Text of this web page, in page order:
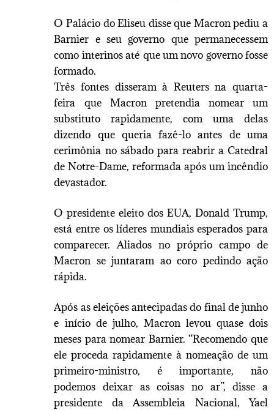
O Palácio do Eliseu disse que Macron pediu a
Barnier e seu governo que permanecessem
como interinos até que um novo governo fosse
formado.
Três fontes disseram à Reuters na quarta-
feira que Macron pretendia nomear um
substituto rapidamente, com uma delas
dizendo que queria fazê-lo antes de uma
cerimônia no sábado para reabrir a Catedral
de Notre-Dame, reformada após um incêndio
devastador.
O presidente eleito dos EUA, Donald Trump,
está entre os líderes mundiais esperados para
comparecer. Aliados no próprio campo de
Macron se juntaram ao coro pedindo ação
rápida.
Após as eleições antecipadas do final de junho
e início de julho, Macron levou quase dois
meses para nomear Barnier. “Recomendo que
ele proceda rapidamente à nomeação de um
primeiro-ministro, é importante, não
podemos deixar as coisas no ar”, disse a
presidente da Assembleia Nacional, Yael